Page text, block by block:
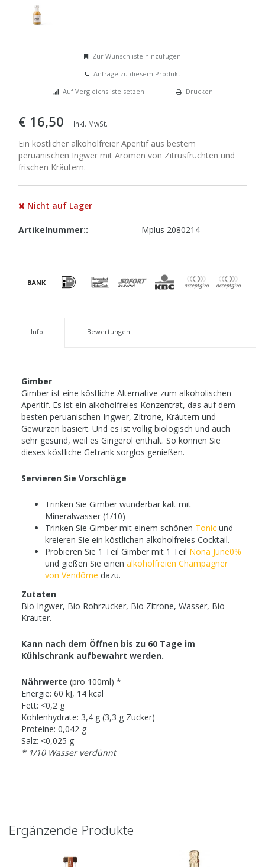
Zur Wunschliste hinzufügen
Anfrage zu diesem Produkt
Auf Vergleichsliste setzen
Drucken
€ 16,50 Inkl. MwSt.
Ein köstlicher alkoholfreier Aperitif aus bestem
peruanischen Ingwer mit Aromen von Zitrusfrüchten und
frischen Kräutern.
Nicht auf Lager
Artikelnummer:: Mplus 2080214
Info Bewertungen
Gimber
Gimber ist eine köstliche Alternative zum alkoholischen
Aperitif. Es ist ein alkoholfreies Konzentrat, das auf dem
besten peruanischen Ingwer, Zitrone, Kräutern und
Gewürzen basiert. Und es ist völlig biologisch und auch
sehr gesund, weil es Gingerol enthält. So können Sie
dieses köstliche Getränk sorglos genießen.
Servieren Sie Vorschläge
Trinken Sie Gimber wunderbar kalt mit
Mineralwasser (1/10)
Trinken Sie Gimber mit einem schönen Tonic und
kreieren Sie ein köstlichen alkoholfreies Cocktail.
Probieren Sie 1 Teil Gimber mit 1 Teil Nona June0%
und gießen Sie einen alkoholfreien Champagner
von Vendôme dazu.
Zutaten
Bio Ingwer, Bio Rohrzucker, Bio Zitrone, Wasser, Bio
Kräuter.
Kann nach dem Öffnen bis zu 60 Tage im
Kühlschrank aufbewahrt werden.
Nährwerte (pro 100ml) *
Energie: 60 kJ, 14 kcal
Fett: <0,2 g
Kohlenhydrate: 3,4 g (3,3 g Zucker)
Proteine: 0,042 g
Salz: <0,025 g
* 1/10 Wasser verdünnt
Ergänzende Produkte